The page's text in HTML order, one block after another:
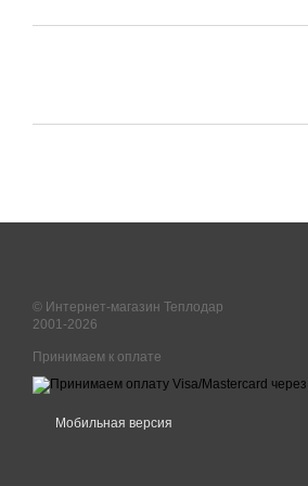
© Интернет-магазин Теплодар
2001-2026
Принимаем к оплате
Мобильная версия